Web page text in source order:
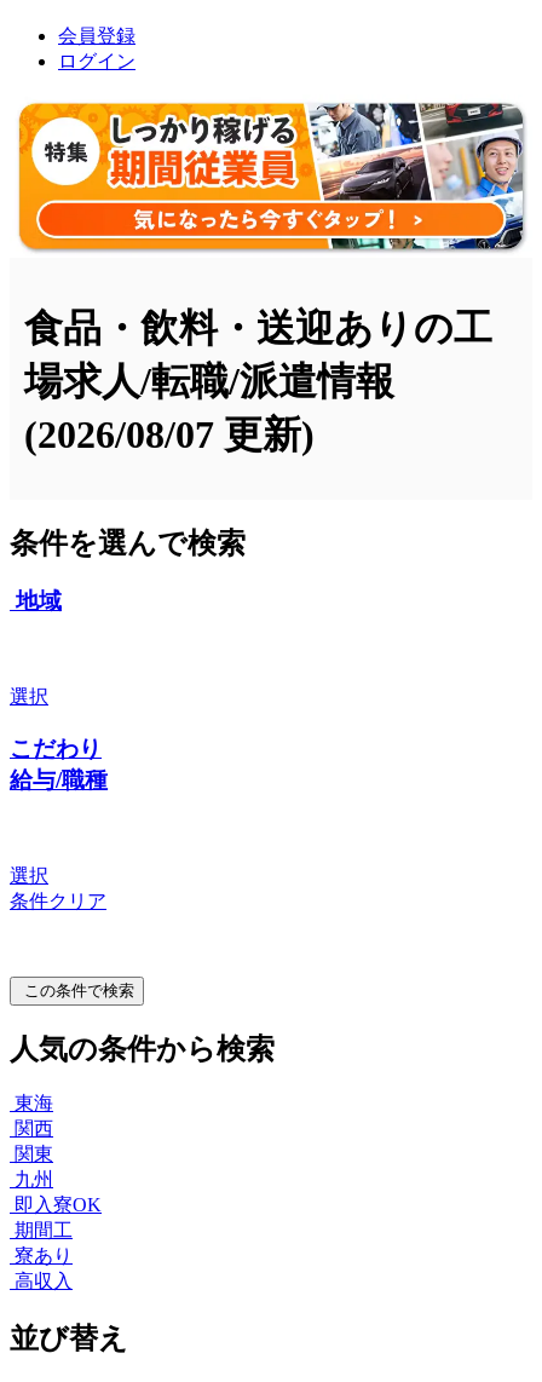
会員登録
ログイン
食品・飲料・送迎ありの工
場求人/転職/派遣情報
(2026/08/07 更新)
条件を選んで検索
地域
選択
こだわり
給与/職種
選択
条件クリア
この条件で検索
人気の条件から検索
東海
関西
関東
九州
即入寮OK
期間工
寮あり
高収入
並び替え